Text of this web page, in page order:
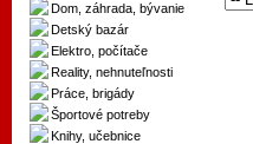
Dom, záhrada, bývanie
Detský bazár
Elektro, počítače
Reality, nehnuteľnosti
Práce, brigády
Športové potreby
Knihy, učebnice